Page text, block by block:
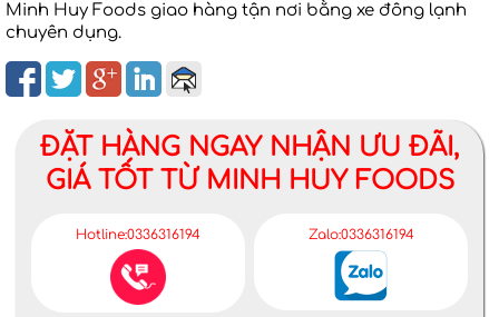
Minh Huy Foods giao hàng tận nơi bằng xe đông lạnh
chuyên dụng.
ĐẶT HÀNG NGAY NHẬN ƯU ĐÃI,
GIÁ TỐT TỪ MINH HUY FOODS
Hotline:0336316194 Zalo:0336316194